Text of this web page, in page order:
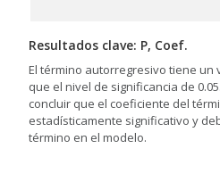
Resultados clave: P, Coef.
El término autorregresivo tiene un
que el nivel de significancia de
concluir que el coeficiente del
estadísticamente significativo y
término en el modelo.